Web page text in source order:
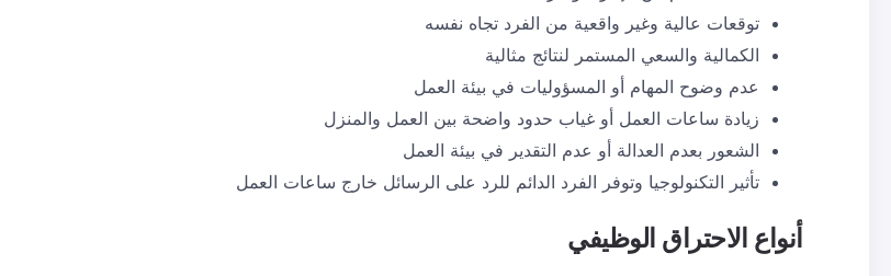
توقعات عالية وغير واقعية من الفرد تجاه نفسه
الكمالية والسعي المستمر لنتائج مثالية
عدم وضوح المهام أو المسؤوليات في بيئة العمل
زيادة ساعات العمل أو غياب حدود واضحة بين العمل والمنزل
الشعور بعدم العدالة أو عدم التقدير في بيئة العمل
تأثير التكنولوجيا وتوفر الفرد الدائم للرد على الرسائل خارج ساعات العمل
أنواع الاحتراق الوظيفي